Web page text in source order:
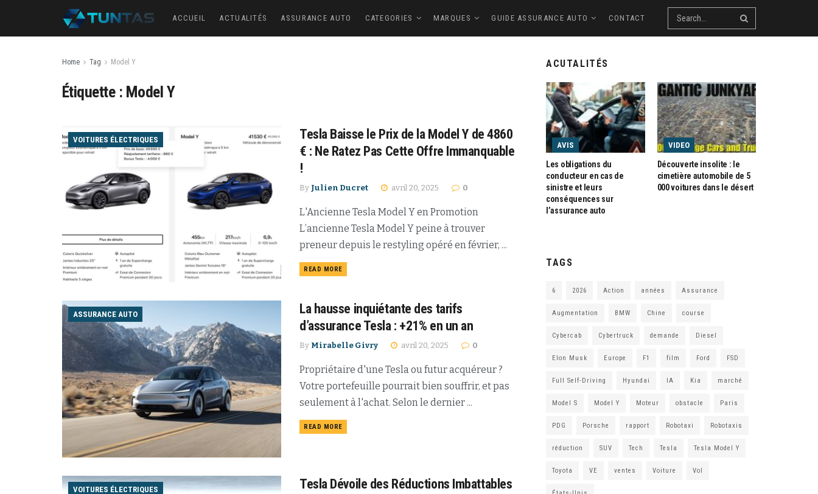
ACCUEIL ACTUALITÉS ASSURANCE AUTO CATEGORIES MARQUES GUIDE ASSURANCE AUTO CONTACT
Home Tag Model Y
Étiquette : Model Y
VOITURES ÉLECTRIQUES
Tesla Baisse le Prix de la Model Y de 4860
€ : Ne Ratez Pas Cette Offre Immanquable
!
By Julien Ducret avril 20, 2025 0
L'Ancienne Tesla Model Y en Promotion
L’ancienne Tesla Model Y peine à trouver
preneur depuis le restyling opéré en février, ...
READ MORE
ASSURANCE AUTO
La hausse inquiétante des tarifs
d’assurance Tesla : +21% en un an
By Mirabelle Givry avril 20, 2025 0
Propriétaire d'une Tesla ou futur acquéreur ?
Votre portefeuille pourrait bien souffrir, et pas
seulement à l'achat. Selon le dernier ...
READ MORE
VOITURES ÉLECTRIQUES
Tesla Dévoile des Réductions Imbattables
ACUTALITÉS
AVIS
Les obligations du
conducteur en cas de
sinistre et leurs
conséquences sur
l’assurance auto
VIDEO
Découverte insolite : le
cimetière automobile de 5
000 voitures dans le désert
TAGS
6 2026 Action années Assurance
Augmentation BMW Chine course
Cybercab Cybertruck demande Diesel
Elon Musk Europe F1 film Ford FSD
Full Self-Driving Hyundai IA Kia marché
Model S Model Y Moteur obstacle Paris
PDG Porsche rapport Robotaxi Robotaxis
réduction SUV Tech Tesla Tesla Model Y
Toyota VE ventes Voiture Vol